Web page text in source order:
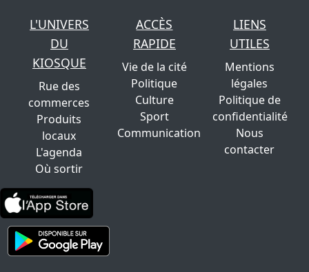
L'UNIVERS
DU
KIOSQUE
Rue des
commerces
Produits
locaux
L'agenda
Où sortir
ACCÈS
RAPIDE
Vie de la cité
Politique
Culture
Sport
Communication
LIENS
UTILES
Mentions
légales
Politique de
confidentialité
Nous
contacter